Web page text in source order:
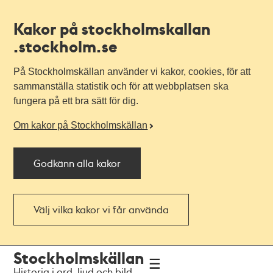
Kakor på stockholmskallan
.stockholm.se
På Stockholmskällan använder vi kakor, cookies, för att
sammanställa statistik och för att webbplatsen ska
fungera på ett bra sätt för dig.
Om kakor på Stockholmskällan
Godkänn alla kakor
Välj vilka kakor vi får använda
navigationen
huvudinnehållet
Stockholmskällan